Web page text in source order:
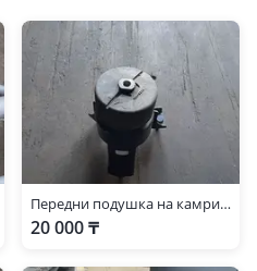
Передни подушка на камри 40 2.4л
20 000 ₸